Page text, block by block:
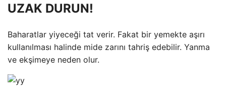
UZAK DURUN!
Baharatlar yiyeceği tat verir. Fakat bir yemekte aşırı
kullanılması halinde mide zarını tahriş edebilir. Yanma
ve ekşimeye neden olur.